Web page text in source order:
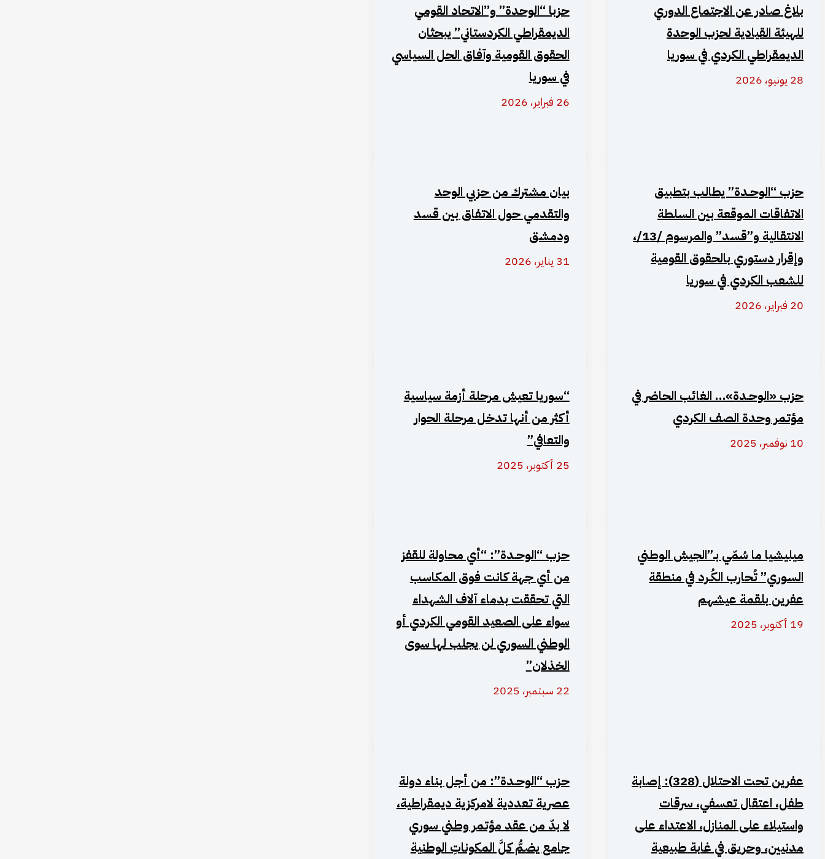
بلاغ صادر عن الاجتماع الدوري
للهيئة القيادية لحزب الوحدة
الديمقراطي الكردي في سوريا
28 يونيو، 2026
حزبا “الوحدة” و”الاتحاد القومي
الديمقراطي الكردستاني” يبحثان
الحقوق القومية وآفاق الحل السياسي
في سوريا
26 فبراير، 2026
حزب “الوحـدة” يطالب بتطبيق
الاتفاقات الموقعة بين السلطة
الانتقالية و”قسد” والمرسوم /13/،
وإقرار دستوري بالحقوق القومية
للشعب الكردي في سوريا
20 فبراير، 2026
بيان مشترك من حزبي الوحد
والتقدمي حول الاتفاق بين قسد
ودمشق
31 يناير، 2026
حزب «الوحـدة»… الغائب الحاضر في
مؤتمر وحدة الصف الكردي
10 نوفمبر، 2025
“سوريا تعيش مرحلة أزمة سياسية
أكثر من أنها تدخل مرحلة الحوار
والتعافي”
25 أكتوبر، 2025
ميليشيا ما سُمّي بـ”الجيش الوطني
السوري” تُحارب الكُـرد في منطقة
عفرين بلقمة عيشهم
19 أكتوبر، 2025
حزب “الوحـدة”: “أي محاولة للقفز
من أي جهة كانت فوق المكاسب
التي تحققت بدماء آلاف الشهداء
سواء على الصعيد القومي الكردي أو
الوطني السوري لن يجلب لها سوى
الخذلان”
22 سبتمبر، 2025
عفرين تحت الاحتلال (328): إصابة
طفل، اعتقال تعسفي، سرقات
واستيلاء على المنازل، الاعتداء على
مدنيين، وحريق في غابة طبيعية
حزب “الوحـدة”: من أجل بناء دولة
عصرية تعددية لامركزية ديمقراطية،
لا بدّ من عقد مؤتمر وطني سوري
جامع يضمُّ كلَّ المكوناتِ الوطنية